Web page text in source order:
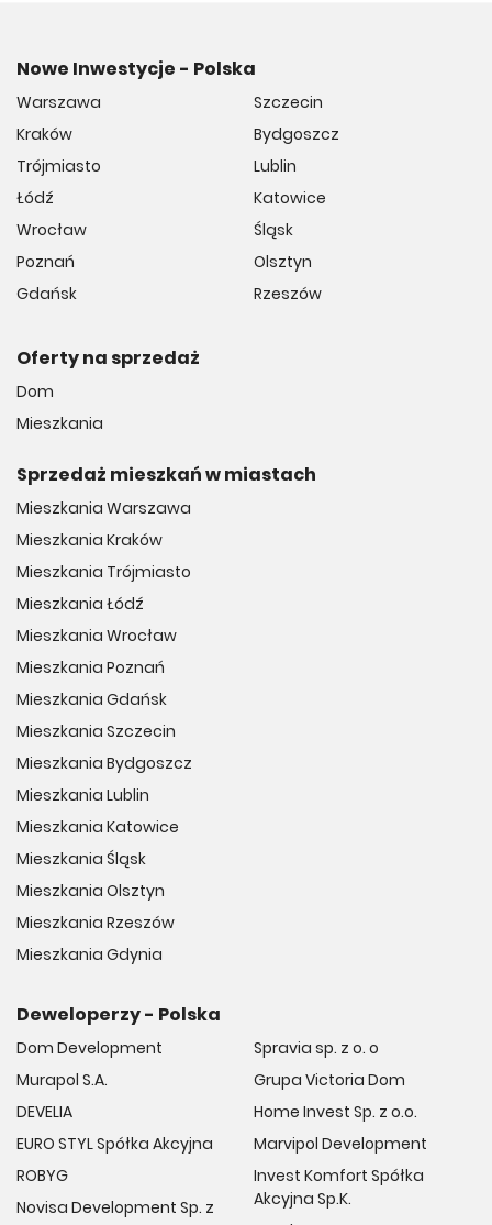
Nowe Inwestycje - Polska
Warszawa
Kraków
Trójmiasto
Łódź
Wrocław
Poznań
Gdańsk
Szczecin
Bydgoszcz
Lublin
Katowice
Śląsk
Olsztyn
Rzeszów
Oferty na sprzedaż
Dom
Mieszkania
Sprzedaż mieszkań w miastach
Mieszkania Warszawa
Mieszkania Kraków
Mieszkania Trójmiasto
Mieszkania Łódź
Mieszkania Wrocław
Mieszkania Poznań
Mieszkania Gdańsk
Mieszkania Szczecin
Mieszkania Bydgoszcz
Mieszkania Lublin
Mieszkania Katowice
Mieszkania Śląsk
Mieszkania Olsztyn
Mieszkania Rzeszów
Mieszkania Gdynia
Deweloperzy - Polska
Dom Development
Murapol S.A.
DEVELIA
EURO STYL Spółka Akcyjna
ROBYG
Novisa Development Sp. z
Spravia sp. z o. o
Grupa Victoria Dom
Home Invest Sp. z o.o.
Marvipol Development
Invest Komfort Spółka
Akcyjna Sp.K.